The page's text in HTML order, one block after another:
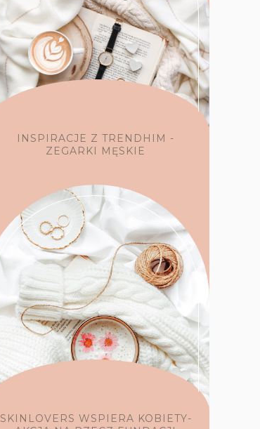
INSPIRACJE Z TRENDHIM -
ZEGARKI MĘSKIE
SKINLOVERS WSPIERA KOBIETY-